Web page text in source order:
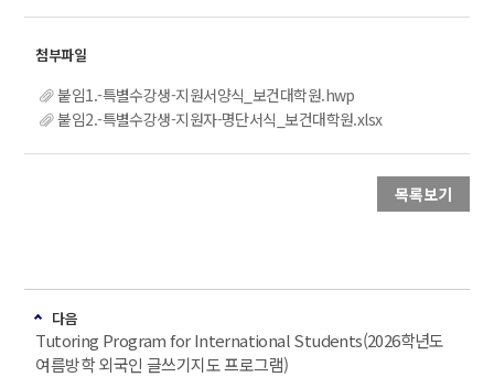
붙임1.-특별수강생-지원서양식_보건대학원.hwp
붙임2.-특별수강생-지원자-명단서식_보건대학원.xlsx
목록보기
다음
Tutoring Program for International Students(2026학년도
여름방학 외국인 글쓰기지도 프로그램)